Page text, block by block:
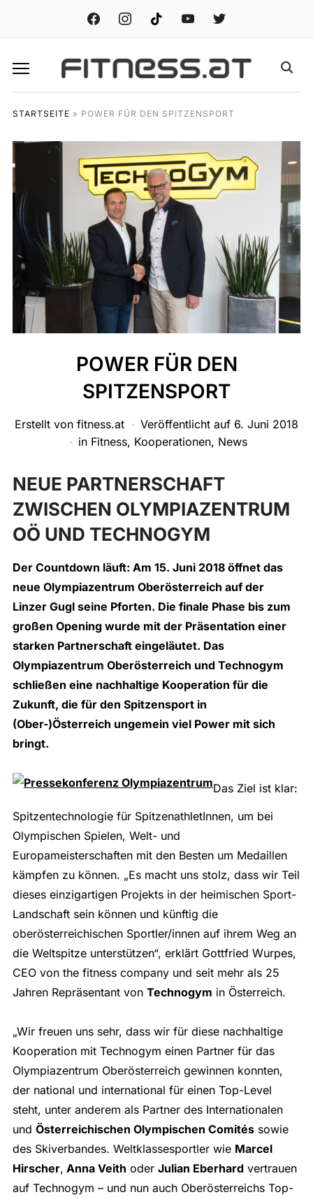
facebook instagramtiktok youtube twitter
STARTSEITE » POWER FÜR DEN SPITZENSPORT
POWER FÜR DEN
SPITZENSPORT
Erstellt von fitness.at Veröffentlicht auf 6. Juni 2018
in Fitness, Kooperationen, News
NEUE PARTNERSCHAFT
ZWISCHEN OLYMPIAZENTRUM
OÖ UND TECHNOGYM
Der Countdown läuft: Am 15. Juni 2018 öffnet das
neue Olympiazentrum Oberösterreich auf der
Linzer Gugl seine Pforten. Die finale Phase bis zum
großen Opening wurde mit der Präsentation einer
starken Partnerschaft eingeläutet. Das
Olympiazentrum Oberösterreich und Technogym
schließen eine nachhaltige Kooperation für die
Zukunft, die für den Spitzensport in
(Ober-)Österreich ungemein viel Power mit sich
bringt.
Das Ziel ist klar:
Spitzentechnologie für SpitzenathletInnen, um bei
Olympischen Spielen, Welt- und
Europameisterschaften mit den Besten um Medaillen
kämpfen zu können. „Es macht uns stolz, dass wir Teil
dieses einzigartigen Projekts in der heimischen Sport-
Landschaft sein können und künftig die
oberösterreichischen Sportler/innen auf ihrem Weg an
die Weltspitze unterstützen“, erklärt Gottfried Wurpes,
CEO von the fitness company und seit mehr als 25
Jahren Repräsentant von Technogym in Österreich.
„Wir freuen uns sehr, dass wir für diese nachhaltige
Kooperation mit Technogym einen Partner für das
Olympiazentrum Oberösterreich gewinnen konnten,
der national und international für einen Top-Level
steht, unter anderem als Partner des Internationalen
und Österreichischen Olympischen Comitéssowie
des Skiverbandes. Weltklassesportler wie Marcel
Hirscher, Anna Veith oder Julian Eberhard vertrauen
auf Technogym – und nun auch Oberösterreichs Top-